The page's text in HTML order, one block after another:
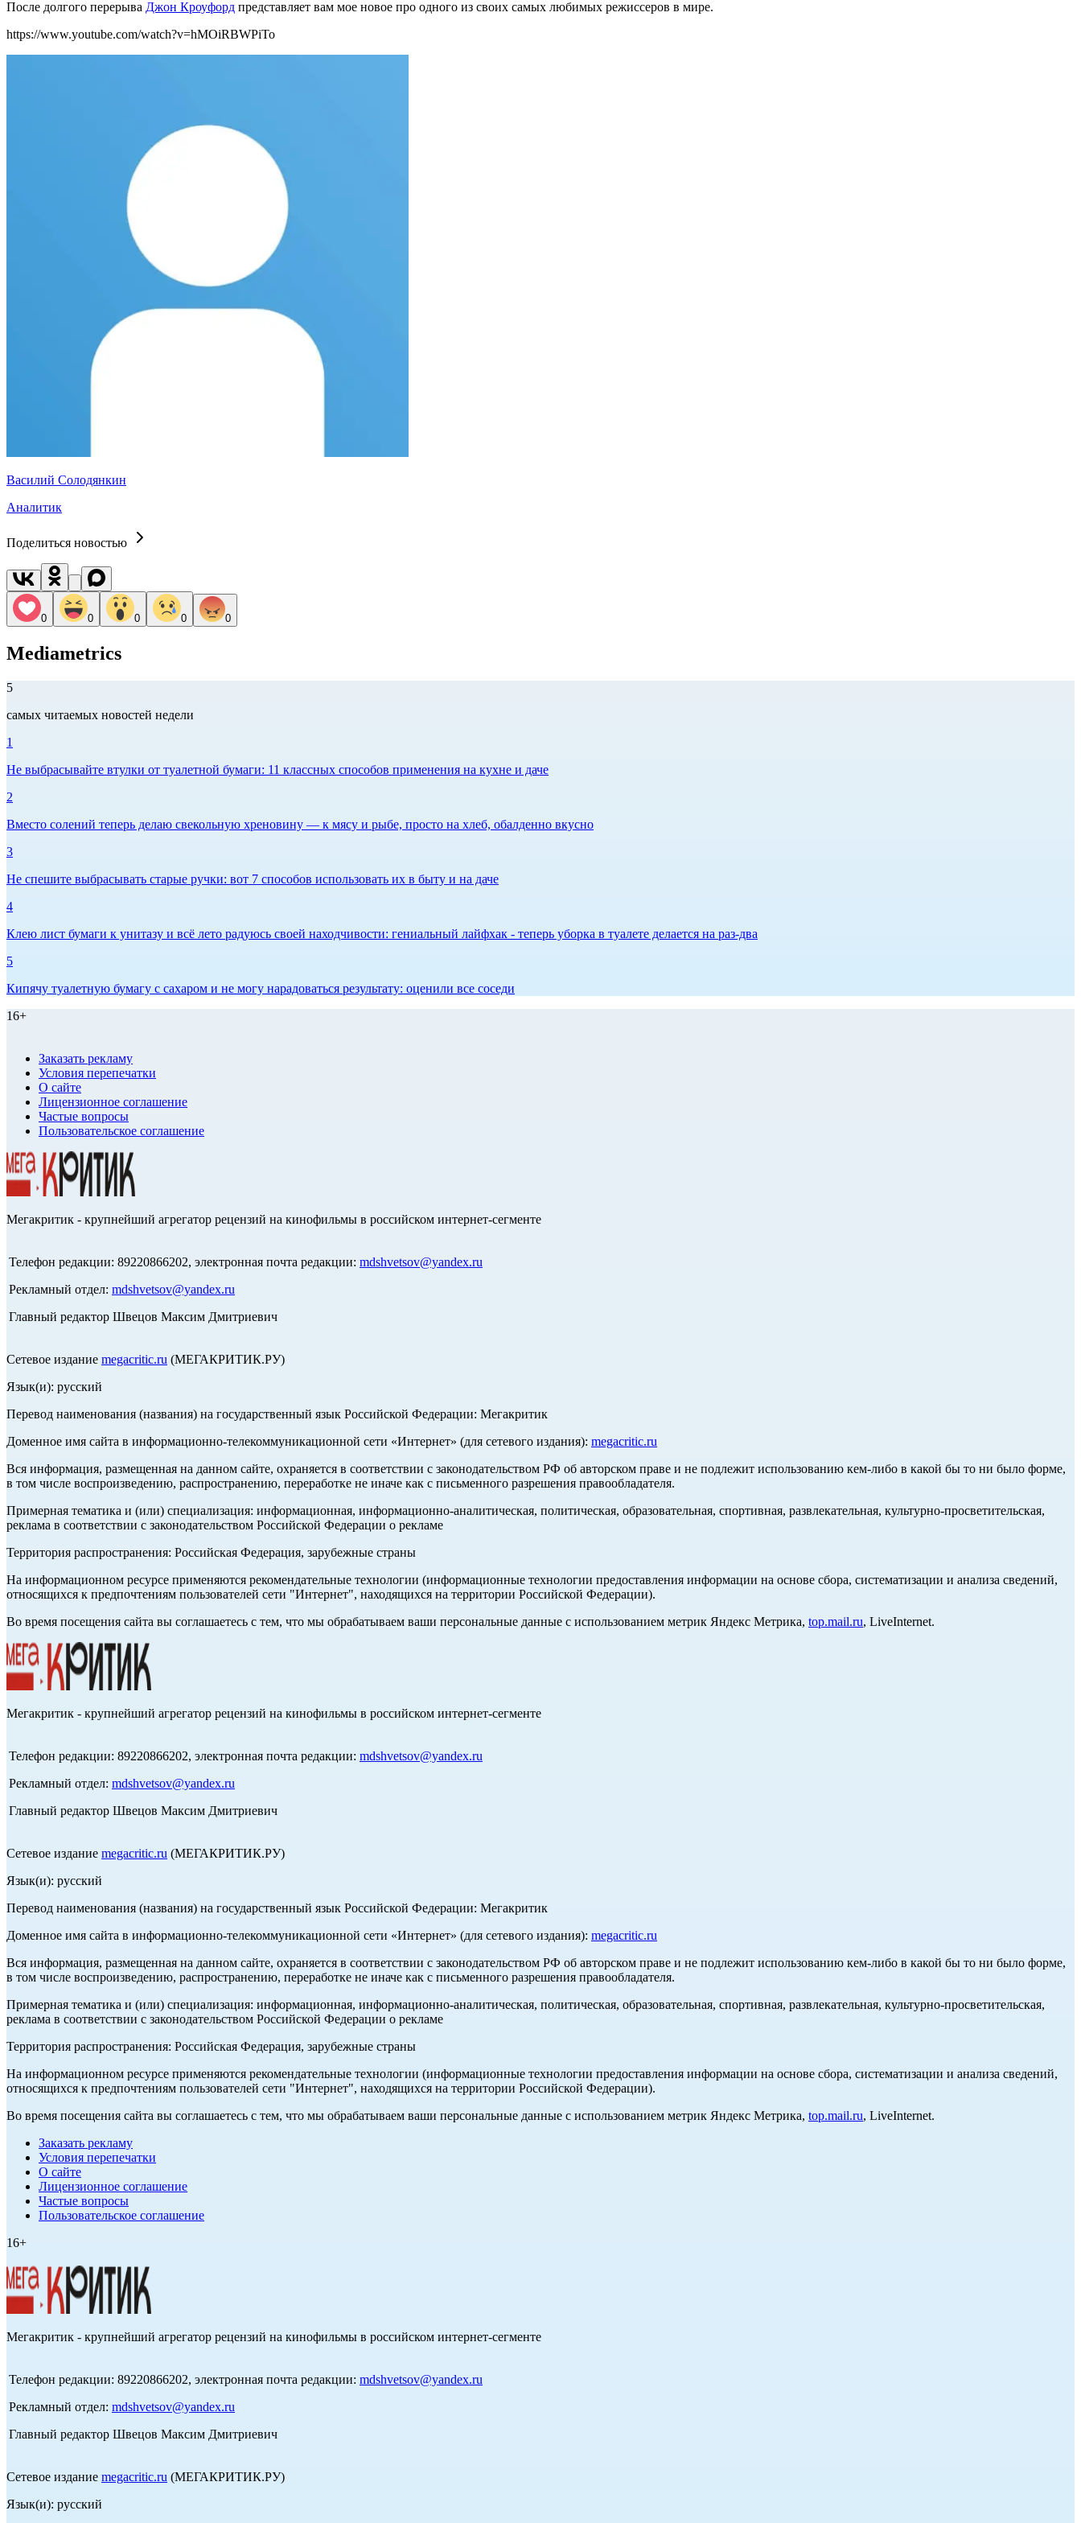
После долгого перерыва Джон Кроуфорд представляет вам мое новое про одного из своих самых любимых режиссеров в мире.
https://www.youtube.com/watch?v=hMOiRBWPiTo
Василий Солодянкин
Аналитик
Поделиться новостью
0 0 0 0 0
Mediametrics
5
самых читаемых новостей недели
1
Не выбрасывайте втулки от туалетной бумаги: 11 классных способов применения на кухне и даче
2
Вместо солений теперь делаю свекольную хреновину — к мясу и рыбе, просто на хлеб, обалденно вкусно
3
Не спешите выбрасывать старые ручки: вот 7 способов использовать их в быту и на даче
4
Клею лист бумаги к унитазу и всё лето радуюсь своей находчивости: гениальный лайфхак - теперь уборка в туалете делается на раз-два
5
Кипячу туалетную бумагу с сахаром и не могу нарадоваться результату: оценили все соседи
16+
Заказать рекламу
Условия перепечатки
О сайте
Лицензионное соглашение
Частые вопросы
Пользовательское соглашение
Мегакритик - крупнейший агрегатор рецензий на кинофильмы в российском интернет-сегменте
Телефон редакции: 89220866202, электронная почта редакции: mdshvetsov@yandex.ru
Рекламный отдел: mdshvetsov@yandex.ru
Главный редактор Швецов Максим Дмитриевич
Сетевое издание megacritic.ru (МЕГАКРИТИК.РУ)
Язык(и): русский
Перевод наименования (названия) на государственный язык Российской Федерации: Мегакритик
Доменное имя сайта в информационно-телекоммуникационной сети «Интернет» (для сетевого издания): megacritic.ru
Вся информация, размещенная на данном сайте, охраняется в соответствии с законодательством РФ об авторском праве и не подлежит использованию кем-либо в какой бы то ни было форме,
в том числе воспроизведению, распространению, переработке не иначе как с письменного разрешения правообладателя.
Примерная тематика и (или) специализация: информационная, информационно-аналитическая, политическая, образовательная, спортивная, развлекательная, культурно-просветительская,
реклама в соответствии с законодательством Российской Федерации о рекламе
Территория распространения: Российская Федерация, зарубежные страны
На информационном ресурсе применяются рекомендательные технологии (информационные технологии предоставления информации на основе сбора, систематизации и анализа сведений,
относящихся к предпочтениям пользователей сети "Интернет", находящихся на территории Российской Федерации).
Во время посещения сайта вы соглашаетесь с тем, что мы обрабатываем ваши персональные данные с использованием метрик Яндекс Метрика, top.mail.ru, LiveInternet.
Мегакритик - крупнейший агрегатор рецензий на кинофильмы в российском интернет-сегменте
Телефон редакции: 89220866202, электронная почта редакции: mdshvetsov@yandex.ru
Рекламный отдел: mdshvetsov@yandex.ru
Главный редактор Швецов Максим Дмитриевич
Сетевое издание megacritic.ru (МЕГАКРИТИК.РУ)
Язык(и): русский
Перевод наименования (названия) на государственный язык Российской Федерации: Мегакритик
Доменное имя сайта в информационно-телекоммуникационной сети «Интернет» (для сетевого издания): megacritic.ru
Вся информация, размещенная на данном сайте, охраняется в соответствии с законодательством РФ об авторском праве и не подлежит использованию кем-либо в какой бы то ни было форме,
в том числе воспроизведению, распространению, переработке не иначе как с письменного разрешения правообладателя.
Примерная тематика и (или) специализация: информационная, информационно-аналитическая, политическая, образовательная, спортивная, развлекательная, культурно-просветительская,
реклама в соответствии с законодательством Российской Федерации о рекламе
Территория распространения: Российская Федерация, зарубежные страны
На информационном ресурсе применяются рекомендательные технологии (информационные технологии предоставления информации на основе сбора, систематизации и анализа сведений,
относящихся к предпочтениям пользователей сети "Интернет", находящихся на территории Российской Федерации).
Во время посещения сайта вы соглашаетесь с тем, что мы обрабатываем ваши персональные данные с использованием метрик Яндекс Метрика, top.mail.ru, LiveInternet.
Заказать рекламу
Условия перепечатки
О сайте
Лицензионное соглашение
Частые вопросы
Пользовательское соглашение
16+
Мегакритик - крупнейший агрегатор рецензий на кинофильмы в российском интернет-сегменте
Телефон редакции: 89220866202, электронная почта редакции: mdshvetsov@yandex.ru
Рекламный отдел: mdshvetsov@yandex.ru
Главный редактор Швецов Максим Дмитриевич
Сетевое издание megacritic.ru (МЕГАКРИТИК.РУ)
Язык(и): русский